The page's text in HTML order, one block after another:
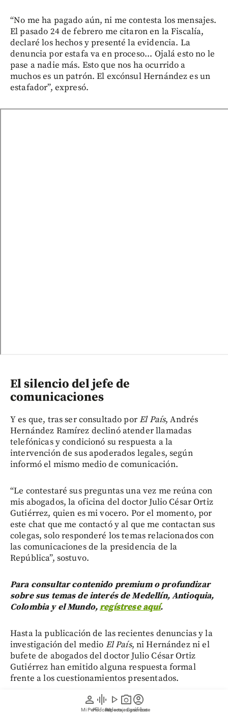
person
Mi Perfil
graphic_eq
Pódcast
play_arrow
Videos
photo_camera
Reportajes gráficos
account_circle
Suscríbete
“No me ha pagado aún, ni me contesta los mensajes.
El pasado 24 de febrero me citaron en la Fiscalía,
declaré los hechos y presenté la evidencia. La
denuncia por estafa va en proceso... Ojalá esto no le
pase a nadie más. Esto que nos ha ocurrido a
muchos es un patrón. El excónsul Hernández es un
estafador”, expresó.
El silencio del jefe de
comunicaciones
Y es que, tras ser consultado porEl País, Andrés
Hernández Ramírez declinó atender llamadas
telefónicas y condicionó su respuesta a la
intervención de sus apoderados legales, según
informó el mismo medio de comunicación.
“Le contestaré sus preguntas una vez me reúna con
mis abogados, la oficina del doctor Julio César Ortiz
Gutiérrez, quien es mi vocero. Por el momento, por
este chat que me contactó y al que me contactan sus
colegas, solo responderé los temas relacionados con
las comunicaciones de la presidencia de la
República”, sostuvo.
Para consultar contenido premium o profundizar
sobre sus temas de interés de Medellín, Antioquia,
Colombia y el Mundo,regístrese aquí.
Hasta la publicación de las recientes denuncias y la
investigación del medio El País, ni Hernández ni el
bufete de abogados del doctor Julio César Ortiz
Gutiérrez han emitido alguna respuesta formal
frente a los cuestionamientos presentados.
También le puede interesar:De la Espriella sacará